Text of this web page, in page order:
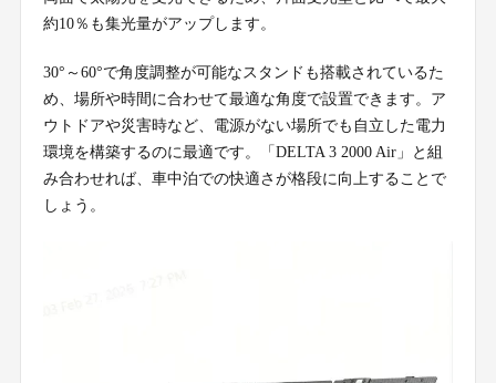
約10％も集光量がアップします。
30°～60°で角度調整が可能なスタンドも搭載されているた
め、場所や時間に合わせて最適な角度で設置できます。ア
ウトドアや災害時など、電源がない場所でも自立した電力
環境を構築するのに最適です。「DELTA 3 2000 Air」と組
み合わせれば、車中泊での快適さが格段に向上することで
しょう。